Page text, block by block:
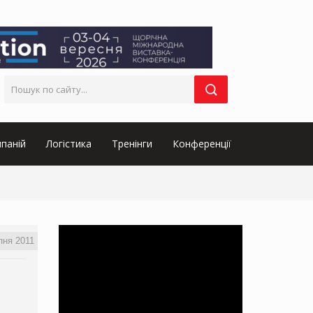
Логістика Тренінги Конференції
2011